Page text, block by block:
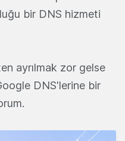
bir DNS hizmeti
ayrılmak zor gelse
DNS'lerine bir